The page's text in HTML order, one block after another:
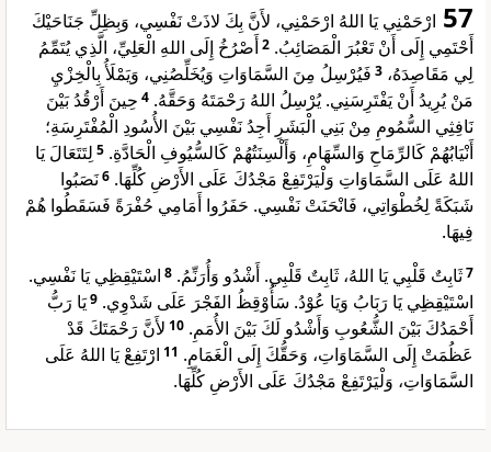
57 ارْحَمْنِي يَا اللهُ ارْحَمْنِي، لأَنَّ بِكَ لاذَتْ نَفْسِي، وَبِظِلِّ جَنَاحَيْكَ
أَحْتَمِي إِلَى أَنْ تَعْبُرَ الْمَصَائِبُ. 2أَصْرُخُ إِلَى اللهِ الْعَلِيِّ، الَّذِي يُتَمِّمُ
لِي مَقَاصِدَهُ، 3 فَيُرْسِلُ مِنَ السَّمَاوَاتِ وَيُخَلِّصُنِي، وَيَمْلَأُ بِالْخِزْيِ
مَنْ يُرِيدُ أَنْ يَفْتَرِسَنِي. يُرْسِلُ اللهُ رَحْمَتَهُ وَحَقَّهُ. 4 حِينَ أَرْقُدُ بَيْنَ
نَافِثِي السُّمُومِ مِنْ بَنِي الْبَشَرِ أَجِدُ نَفْسِي بَيْنَ الأُسُودِ الْمُفْتَرِسَةِ؛
أَنْيَابُهُمْ كَالرِّمَاحِ وَالسِّهَامِ، وَأَلْسِنَتُهُمْ كَالسُّيُوفِ الْحَادَّةِ. 5 لِتَتَعَالَ يَا
اللهُ عَلَى السَّمَاوَاتِ وَلْيَرْتَفِعْ مَجْدُكَ عَلَى الأَرْضِ كُلِّهَا. 6نَصَبُوا
شَبَكَةً لِخُطْوَاتِي، فَانْحَنَتْ نَفْسِي. حَفَرُوا أَمَامِي حُفْرَةً فَسَقَطُوا هُمْ
فِيهَا.
7ثَابِتٌ قَلْبِي يَا اللهُ، ثَابِتٌ قَلْبِي. أَشْدُو وَأُرَنِّمُ. 8 اسْتَيْقِظِي يَا نَفْسِي.
اسْتَيْقِظِي يَا رَبَابُ وَيَا عُوْدُ. سَأُوْقِظُ الفَجْرَ عَلَى شَدْوِي. 9يَا رَبُّ
أَحْمَدُكَ بَيْنَ الشُّعُوبِ وَأَشْدُو لَكَ بَيْنَ الأُمَمِ. 10 لأَنَّ رَحْمَتَكَ قَدْ
عَظُمَتْ إِلَى السَّمَاوَاتِ، وَحَقُّكَ إِلَى الْغَمَامِ. 11 ارْتَفِعْ يَا اللهُ عَلَى
السَّمَاوَاتِ، وَلْيَرْتَفِعْ مَجْدُكَ عَلَى الأَرْضِ كُلِّهَا.